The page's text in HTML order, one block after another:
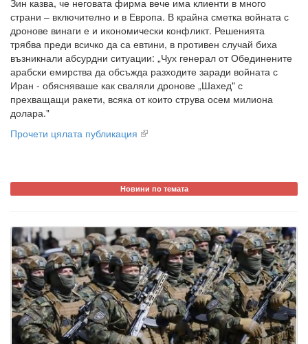
Зин казва, че неговата фирма вече има клиенти в много
страни – включително и в Европа. В крайна сметка войната с
дронове винаги е и икономически конфликт. Решенията
трябва преди всичко да са евтини, в противен случай биха
възникнали абсурдни ситуации: „Чух генерал от Обединените
арабски емирства да обсъжда разходите заради войната с
Иран - обясняваше как сваляли дронове „Шахед" с
прехващащи ракети, всяка от които струва осем милиона
долара."
Прочети цялата публикация
Новини по темата